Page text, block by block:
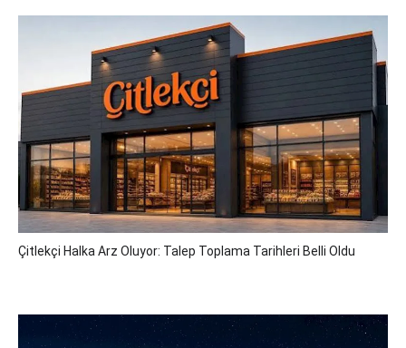
Çitlekçi Halka Arz Oluyor: Talep Toplama Tarihleri Belli Oldu